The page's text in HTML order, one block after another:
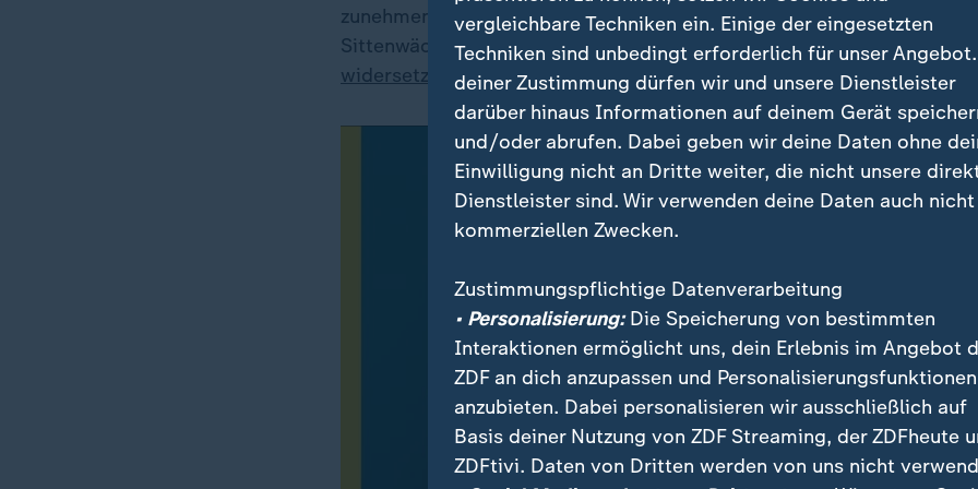
zunehmend offensiv ignoriert werden. Ihre Einhaltung wird von
Sittenwächtern überprüft. Seit den landesweiten Protesten im Herbst
widersetzen sich viele Frauenin den Metropolen etwa der
vergleichbare Techniken ein. Einige der eingesetzten
Techniken sind unbedingt erforderlich für unser
deiner Zustimmung dürfen wir und unsere Dienstleister
darüber hinaus Informationen auf deinem Gerät
und/oder abrufen. Dabei geben wir deine Daten ohne
Einwilligung nicht an Dritte weiter, die nicht unsere
Dienstleister sind. Wir verwenden deine Daten auch nicht
kommerziellen Zwecken.
Zustimmungspflichtige Datenverarbeitung
• Personalisierung:Die Speicherung von bestimmten
Interaktionen ermöglicht uns, dein Erlebnis im Angebot
ZDF an dich anzupassen und Personalisierungsfunktionen
anzubieten. Dabei personalisieren wir ausschließlich auf
Basis deiner Nutzung von ZDF Streaming, der ZDFheute
ZDFtivi. Daten von Dritten werden von uns nicht